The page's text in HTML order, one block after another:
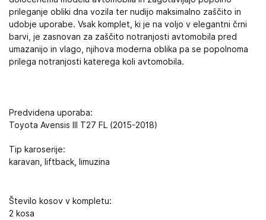
prileganje obliki dna vozila ter nudijo maksimalno zaščito in
udobje uporabe. Vsak komplet, ki je na voljo v elegantni črni
barvi, je zasnovan za zaščito notranjosti avtomobila pred
umazanijo in vlago, njihova moderna oblika pa se popolnoma
prilega notranjosti katerega koli avtomobila.
Predvidena uporaba:
Toyota Avensis III T27 FL (2015-2018)
Tip karoserije:
karavan, liftback, limuzina
Število kosov v kompletu:
2 kosa